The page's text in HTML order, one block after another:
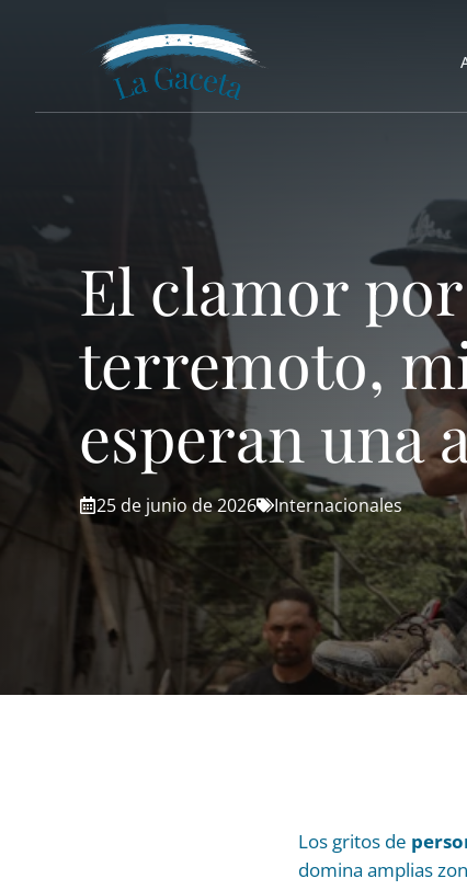
El clamor
terremoto,
esperan una
25 de junio de 2026 Internacionales
Los gritos de
domina amplias